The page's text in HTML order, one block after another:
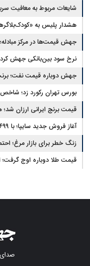
شایعات مربوط به معافیت
هشدار پلیس به
نیستند
جهش قیمت‌ها در مرکز
نرخ سود بین‌بانکی جهش
جهش دوباره قیمت نفت؛ برنت
بورس تهران رکورد زد؛ شاخص کل وارد
قیمت برنج ایرانی ارزان
آغاز فروش جدید سایپا؛ با ۴۹۹ میلیون کوییک S ثبت‌نام کنید+جزئیات
زنگ خطر برای بازار
قیمت طلا دوباره اوج گرفت؛ اونس